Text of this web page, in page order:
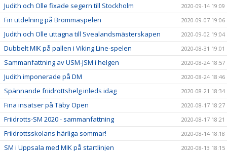
Judith och Olle fixade segern till Stockholm 2020-09-14 19:09
Fin utdelning på Brommaspelen 2020-09-07 19:06
Judith och Olle uttagna till Svealandsmästerskapen 2020-09-02 19:04
Dubbelt MIK på pallen i Viking Line-spelen 2020-08-31 19:01
Sammanfattning av USM-JSM i helgen 2020-08-24 18:57
Judith imponerade på DM 2020-08-24 18:46
Spännande friidrottshelg inleds idag 2020-08-21 18:34
Fina insatser på Täby Open 2020-08-17 18:27
Friidrotts-SM 2020 - sammanfattning 2020-08-17 18:21
Friidrottsskolans härliga sommar! 2020-08-14 18:18
SM i Uppsala med MIK på startlinjen 2020-08-13 18:15